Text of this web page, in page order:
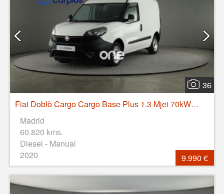
36
Fiat Doblò Cargo Cargo Base Plus 1.3 Mjet 70kW (95CV)
Madrid
60.820 kms.
Diesel - Manual
2020
9.990 €